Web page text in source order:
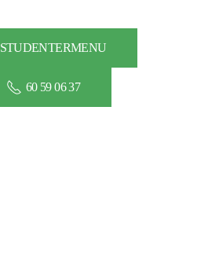
STUDENTERMENU
60 59 06 37